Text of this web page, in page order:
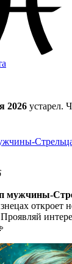
2026 устарел.
Стрельца
мужчины-
откроет